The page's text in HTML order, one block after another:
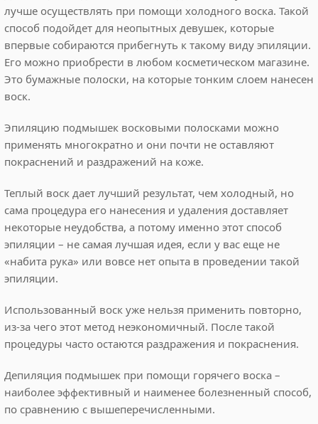
лучше осуществлять при помощи холодного воска. Такой
способ подойдет для неопытных девушек, которые
впервые собираются прибегнуть к такому виду эпиляции.
Его можно приобрести в любом косметическом магазине.
Это бумажные полоски, на которые тонким слоем нанесен
воск.
Эпиляцию подмышек восковыми полосками можно
применять многократно и они почти не оставляют
покраснений и раздражений на коже.
Теплый воск дает лучший результат, чем холодный, но
сама процедура его нанесения и удаления доставляет
некоторые неудобства, а потому именно этот способ
эпиляции – не самая лучшая идея, если у вас еще не
«набита рука» или вовсе нет опыта в проведении такой
эпиляции.
Использованный воск уже нельзя применить повторно,
из-за чего этот метод неэкономичный. После такой
процедуры часто остаются раздражения и покраснения.
Депиляция подмышек при помощи горячего воска –
наиболее эффективный и наименее болезненный способ,
по сравнению с вышеперечисленными.